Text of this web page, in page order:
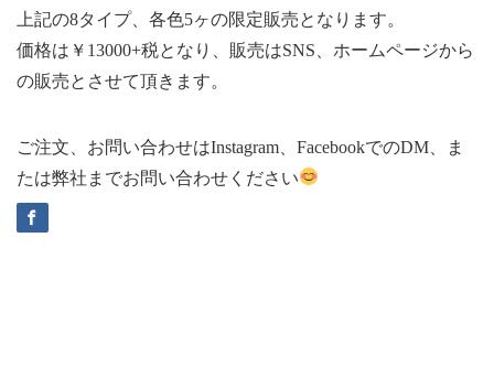
上記の8タイプ、各色5ヶの限定販売となります。
価格は￥13000+税となり、販売はSNS、ホームページから
の販売とさせて頂きます。
ご注文、お問い合わせはInstagram、FacebookでのDM、ま
たは弊社までお問い合わせください